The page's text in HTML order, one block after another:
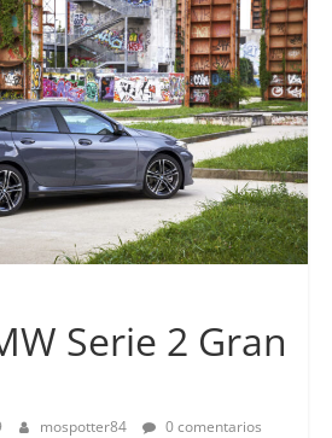
Serie 2 Gran
mospotter84
0 comentarios